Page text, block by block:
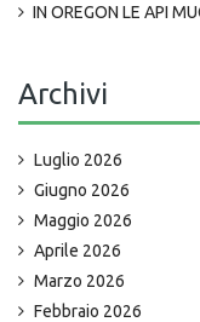
IN OREGON LE API
Archivi
Luglio 2026
Giugno 2026
Maggio 2026
Aprile 2026
Marzo 2026
Febbraio 2026